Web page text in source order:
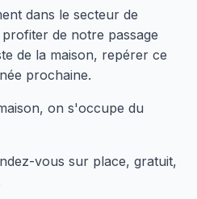
dans le secteur de
de notre passage
de la maison, repérer ce
prochaine.
on s'occupe du
vous sur place, gratuit,